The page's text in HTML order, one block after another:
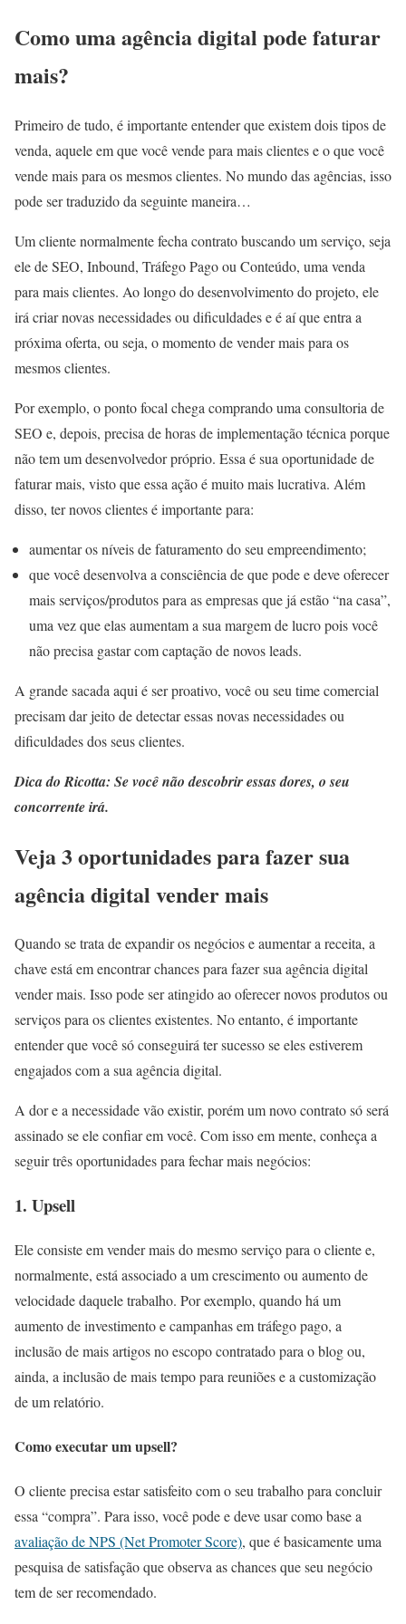
Como uma agência digital pode faturar
mais?
Primeiro de tudo, é importante entender que existem dois tipos de
venda, aquele em que você vende para mais clientes e o que você
vende mais para os mesmos clientes. No mundo das agências, isso
pode ser traduzido da seguinte maneira…
Um cliente normalmente fecha contrato buscando um serviço, seja
ele de SEO, Inbound, Tráfego Pago ou Conteúdo, uma venda
para mais clientes. Ao longo do desenvolvimento do projeto, ele
irá criar novas necessidades ou dificuldades e é aí que entra a
próxima oferta, ou seja, o momento de vender mais para os
mesmos clientes.
Por exemplo, o ponto focal chega comprando uma consultoria de
SEO e, depois, precisa de horas de implementação técnica porque
não tem um desenvolvedor próprio. Essa é sua oportunidade de
faturar mais, visto que essa ação é muito mais lucrativa. Além
disso, ter novos clientes é importante para:
aumentar os níveis de faturamento do seu empreendimento;
que você desenvolva a consciência de que pode e deve oferecer
mais serviços/produtos para as empresas que já estão “na casa”,
uma vez que elas aumentam a sua margem de lucro pois você
não precisa gastar com captação de novos leads.
A grande sacada aqui é ser proativo, você ou seu time comercial
precisam dar jeito de detectar essas novas necessidades ou
dificuldades dos seus clientes.
Dica do Ricotta: Se você não descobrir essas dores, o seu
concorrente irá.
Veja 3 oportunidades para fazer sua
agência digital vender mais
Quando se trata de expandir os negócios e aumentar a receita, a
chave está em encontrar chances para fazer sua agência digital
vender mais. Isso pode ser atingido ao oferecer novos produtos ou
serviços para os clientes existentes. No entanto, é importante
entender que você só conseguirá ter sucesso se eles estiverem
engajados com a sua agência digital.
A dor e a necessidade vão existir, porém um novo contrato só será
assinado se ele confiar em você. Com isso em mente, conheça a
seguir três oportunidades para fechar mais negócios:
1. Upsell
Ele consiste em vender mais do mesmo serviço para o cliente e,
normalmente, está associado a um crescimento ou aumento de
velocidade daquele trabalho. Por exemplo, quando há um
aumento de investimento e campanhas em tráfego pago, a
inclusão de mais artigos no escopo contratado para o blog ou,
ainda, a inclusão de mais tempo para reuniões e a customização
de um relatório.
Como executar um upsell?
O cliente precisa estar satisfeito com o seu trabalho para concluir
essa “compra”. Para isso, você pode e deve usar como base a
avaliação de NPS (Net Promoter Score), que é basicamente uma
pesquisa de satisfação que observa as chances que seu negócio
tem de ser recomendado.